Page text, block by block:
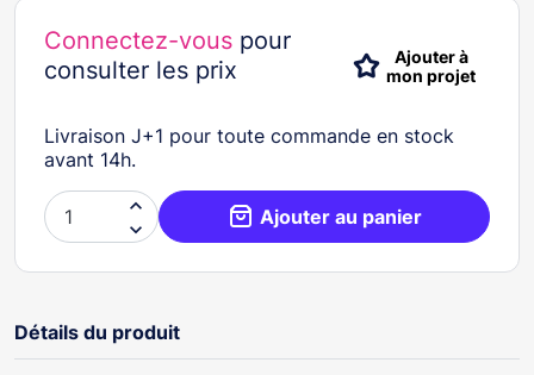
Connectez-vous pour
consulter les prix
Ajouter à
mon projet
Livraison J+1 pour toute commande en stock
avant 14h.

 Ajouter au panier
Détails du produit